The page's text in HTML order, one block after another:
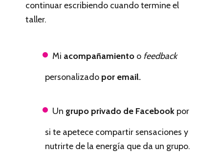
continuar escribiendo cuando termine el
taller.
Mi acompañamiento o feedback
personalizado por email.
Un grupo privado de Facebook por
si te apetece compartir sensaciones y
nutrirte de la energía que da un grupo.